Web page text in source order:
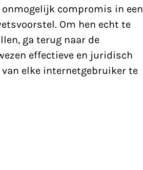
compromis in een
Om hen echt te
ga terug naar de
effectieve en juridisch
elke internetgebruiker te